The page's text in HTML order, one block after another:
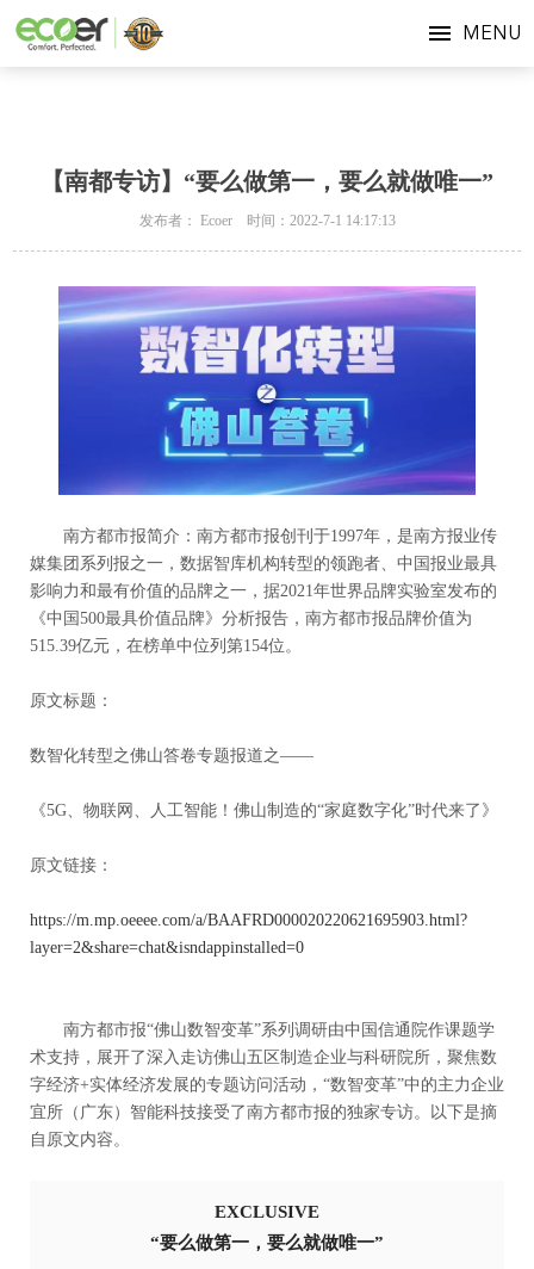
MENU
【南都专访】“要么做第一，要么就做唯一”
发布者： Ecoer 时间：2022-7-1 14:17:13
南方都市报简介：南方都市报创刊于1997年，是南方报业传
媒集团系列报之一，数据智库机构转型的领跑者、中国报业最具
影响力和最有价值的品牌之一，据2021年世界品牌实验室发布的
《中国500最具价值品牌》分析报告，南方都市报品牌价值为
515.39亿元，在榜单中位列第154位。
原文标题：
数智化转型之佛山答卷专题报道之——
《5G、物联网、人工智能！佛山制造的“家庭数字化”时代来了》
原文链接：
https://m.mp.oeeee.com/a/BAAFRD000020220621695903.html?
layer=2&share=chat&isndappinstalled=0
南方都市报“佛山数智变革”系列调研由中国信通院作课题学
术支持，展开了深入走访佛山五区制造企业与科研院所，聚焦数
字经济+实体经济发展的专题访问活动，“数智变革”中的主力企业
宜所（广东）智能科技接受了南方都市报的独家专访。以下是摘
自原文内容。
EXCLUSIVE
“要么做第一，要么就做唯一”